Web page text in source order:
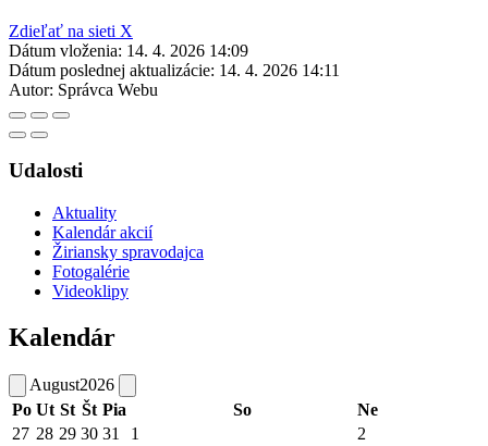
Zdieľať na sieti X
Dátum vloženia: 14. 4. 2026 14:09
Dátum poslednej aktualizácie: 14. 4. 2026 14:11
Autor: Správca Webu
Udalosti
Aktuality
Kalendár akcií
Žiriansky spravodajca
Fotogalérie
Videoklipy
Kalendár
August2026
Po Ut St Št Pia So
Ne
27 28 29 30 31 1 2